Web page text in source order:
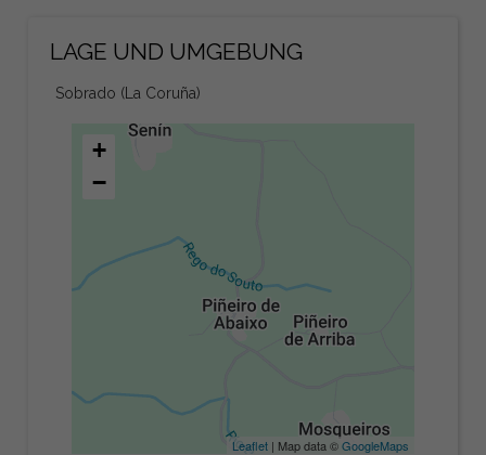
LAGE UND UMGEBUNG
Sobrado (La Coruña)
+
−
Leaflet| Map data ©GoogleMaps